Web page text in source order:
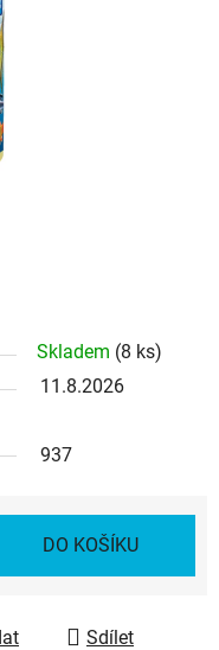
Skladem (8 ks)
11.8.2026
937
DO KOŠÍKU
Sdílet